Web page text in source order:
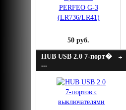
50 руб.
HUB USB 2.0 7-порт�
...